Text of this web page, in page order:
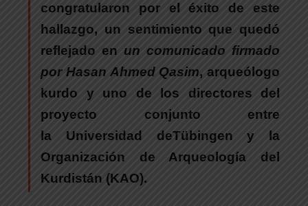
congratularon por el éxito de este
hallazgo, un sentimiento que quedó
reflejado en un comunicado firmado
por Hasan Ahmed Qasim, arqueólogo
kurdo y uno de los directores del
proyecto conjunto entre
la Universidad deTübingen y la
Organización de Arqueología del
Kurdistán (KAO).